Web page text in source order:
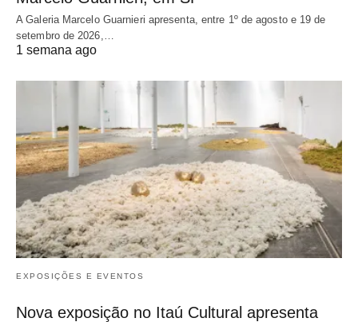
A Galeria Marcelo Guarnieri apresenta, entre 1º de agosto e 19 de
setembro de 2026,…
1 semana ago
EXPOSIÇÕES E EVENTOS
Nova exposição no Itaú Cultural apresenta